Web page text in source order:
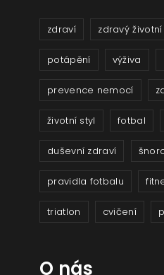
zdraví zdravý
potápění výživa
prevence nemocí
životní styl fotbal
duševní zdraví
pravidla fotbalu
triatlon cvičení
O nás